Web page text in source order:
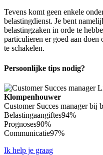
Tevens komt geen enkele
belastingdienst. Je bent
belastingzaken in orde te
particulieren er goed aan
te schakelen.
Persoonlijke tips nodig?
Klompenhouwer
Customer Succes manager bij
Belastingaangiftes94%
Prognoses90%
Communicatie97%
Ik help je graag